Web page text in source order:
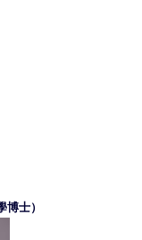
士）